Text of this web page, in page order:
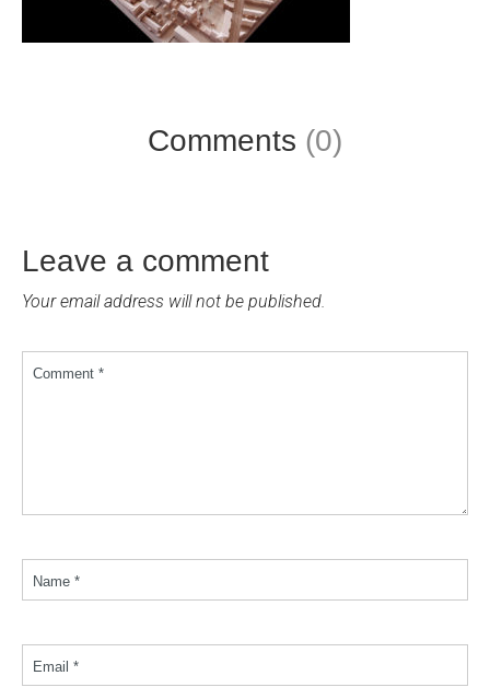
Comments (0)
Leave a comment
Your email address will not be published.
Comment *
Name *
Email *